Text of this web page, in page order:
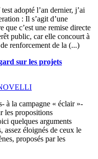
adopté l’an dernier, j’ai
: Il s’agit d’une
que c’est une remise directe
public, car elle concourt à
renforcement de la (...)
sur les projets
à la campagne « éclair »-
les propositions
quelques arguments
assez éloignés de ceux le
proposés par les